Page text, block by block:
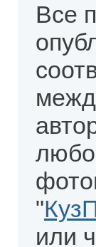
Все
"
или